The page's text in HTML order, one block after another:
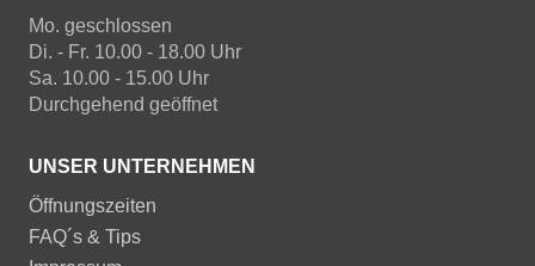
Mo. geschlossen
Di. - Fr. 10.00 - 18.00 Uhr
Sa. 10.00 - 15.00 Uhr
Durchgehend geöffnet
UNSER UNTERNEHMEN
Öffnungszeiten
FAQ´s & Tips